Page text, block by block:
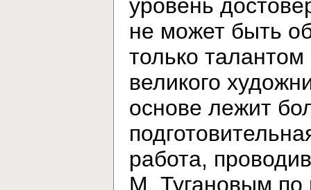
уровень
не может быть
только талантом
великого
основе лежит
работа,
М. Тугановым по